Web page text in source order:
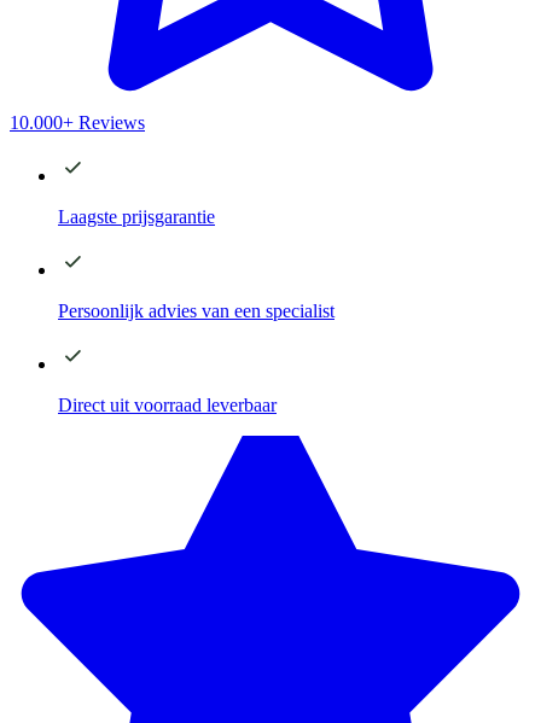
10.000+ Reviews
Laagste prijsgarantie
Persoonlijk advies van een specialist
Direct uit voorraad leverbaar